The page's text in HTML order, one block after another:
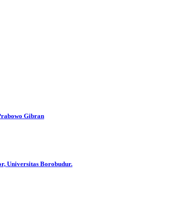
Gibran
Universitas Borobudur.